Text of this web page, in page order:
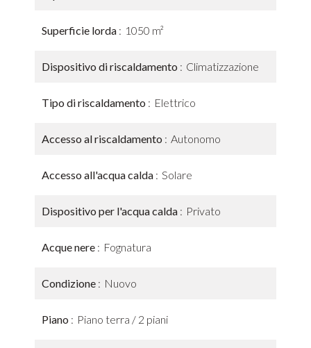
Superficie lorda 1050 m²
Dispositivo di riscaldamento Climatizzazione
Tipo di riscaldamento Elettrico
Accesso al riscaldamento Autonomo
Accesso all'acqua calda Solare
Dispositivo per l'acqua calda Privato
Acque nere Fognatura
Condizione Nuovo
Piano Piano terra / 2 piani